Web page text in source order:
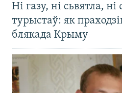
Ні газу, ні сьвятла, ні
турыстаў: як
блякада Крыму